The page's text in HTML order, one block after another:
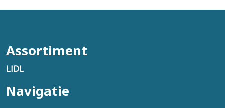
Assortiment
LIDL
Navigatie